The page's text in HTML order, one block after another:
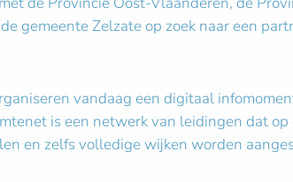
gemeente Zelzate op zoek naar een
vandaag een digitaal
is een netwerk van leidingen dat
en zelfs volledige wijken worden